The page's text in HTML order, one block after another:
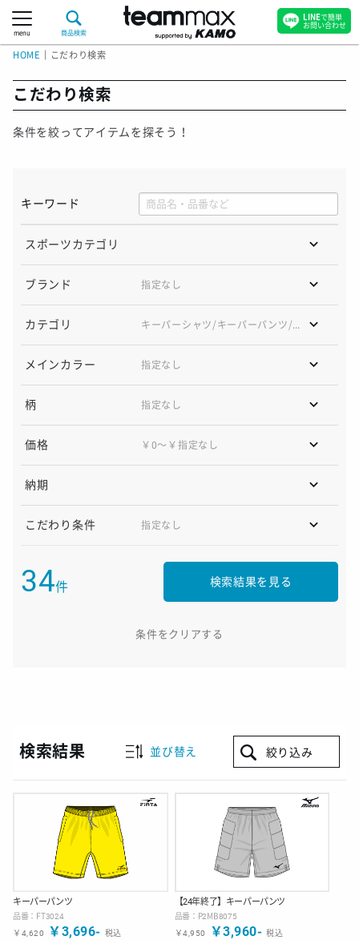
menu 商品検索
HOME こだわり検索
こだわり検索
条件を絞ってアイテムを探そう！
キーワード
スポーツカテゴリ
ブランド
カテゴリ キーパーシャツ/キーパーパンツ/キーパー3点
メインカラー
柄
価格 ￥0〜￥指定なし
納期
こだわり条件
34件 検索結果を見る
条件をクリアする
検索結果 並び替え 絞り込み
キーパーパンツ
品番： FT3024
￥ 4,620 ￥3,696- 税込
【24年終了】キーパーパンツ
品番： P2MB8075
￥4,950 ￥3,960- 税込
LINEで簡単
お問い合わせ